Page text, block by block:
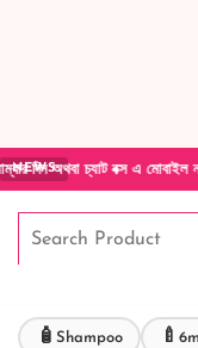
NEWSবক্স এ মোবাইল নাম্বার
🧴 Shampoo 🍼